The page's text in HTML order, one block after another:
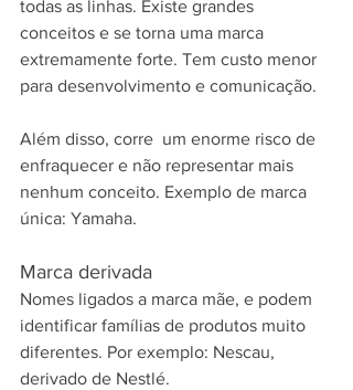
todas as linhas. Existe grandes
conceitos e se torna uma marca
extremamente forte. Tem custo menor
para desenvolvimento e comunicação.
Além disso, corre  um enorme risco de
enfraquecer e não representar mais
nenhum conceito. Exemplo de marca
única: Yamaha.
Marca derivada
Nomes ligados a marca mãe, e podem
identificar famílias de produtos muito
diferentes. Por exemplo: Nescau,
derivado de Nestlé.